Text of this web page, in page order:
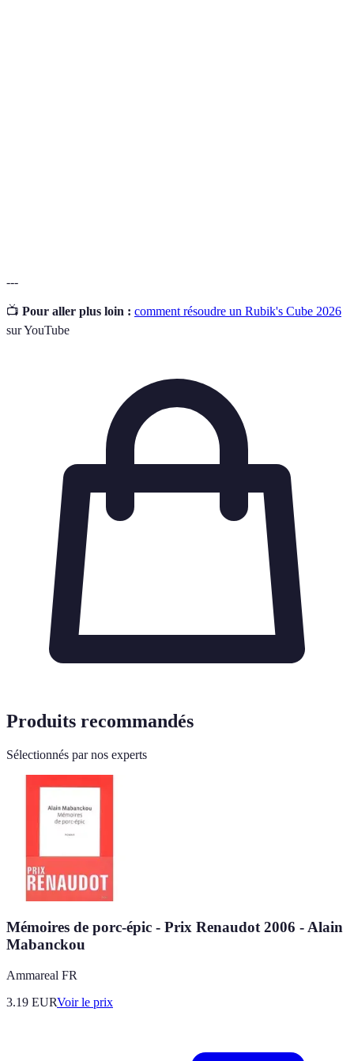
---
📺 Pour aller plus loin : comment résoudre un Rubik's Cube 2026
sur YouTube
Produits recommandés
Sélectionnés par nos experts
Mémoires de porc-épic - Prix Renaudot 2006 - Alain
Mabanckou
Ammareal FR
3.19 EURVoir le prix